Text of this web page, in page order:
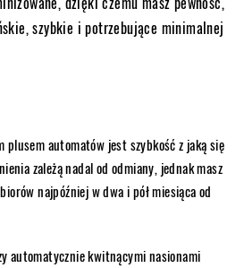
szybkie i potrzebujące minimalnej
plusem automatów jest szybkość z jaką się
zależą nadal od odmiany, jednak masz
najpóźniej w dwa i pół miesiąca od
automatycznie kwitnącymi nasionami